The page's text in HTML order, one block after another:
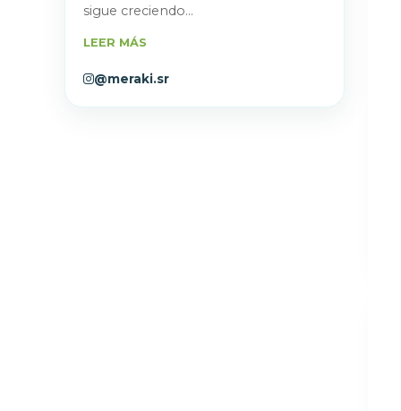
sigue creciendo...
LEER MÁS
@meraki.sr